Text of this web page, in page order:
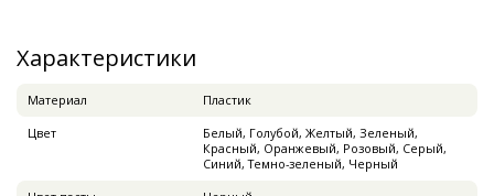
Характеристики
Материал
Пластик
Цвет
Белый, Голубой, Желтый, Зеленый,
Красный, Оранжевый, Розовый, Серый,
Синий, Темно-зеленый, Черный